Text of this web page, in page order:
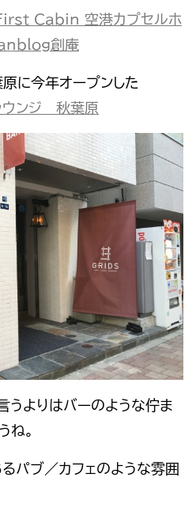
Cabin 空港カプセルホ
創庵
に今年オープンした
ンジ 秋葉原
うよりはバーのような佇ま
ね。
パブ／カフェのような雰囲